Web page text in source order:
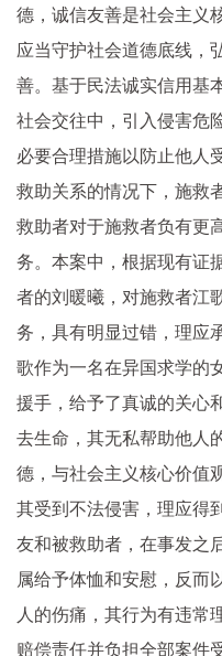
德，诚信友善是社会主义
应当守护社会道德底线，
善。基于民法诚实信用基
社会交往中，引入侵害危
必要合理措施以防止他人
救助关系的情况下，施救
救助者对于施救者负有更
务。本案中，根据现有证
者的刘暖曦，对施救者江
务，具有明显过错，理应
歌作为一名在异国求学的
援手，给予了真诚的关心
去生命，其无私帮助他人
德，与社会主义核心价值
其受到不法侵害，理应得
友和被救助者，在事发之
属给予体恤和安慰，反而
人的伤痛，其行为有违常
赔偿责任并负担全部案件